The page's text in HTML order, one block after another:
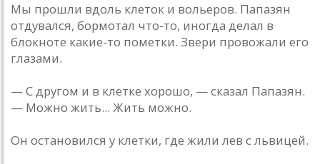
Мы прошли вдоль клеток и вольеров. Папазян
отдувался, бормотал что-то, иногда делал в
блокноте какие-то пометки. Звери провожали его
глазами.
— С другом и в клетке хорошо, — сказал Папазян.
— Можно жить... Жить можно.
Он остановился у клетки, где жили лев с львицей.